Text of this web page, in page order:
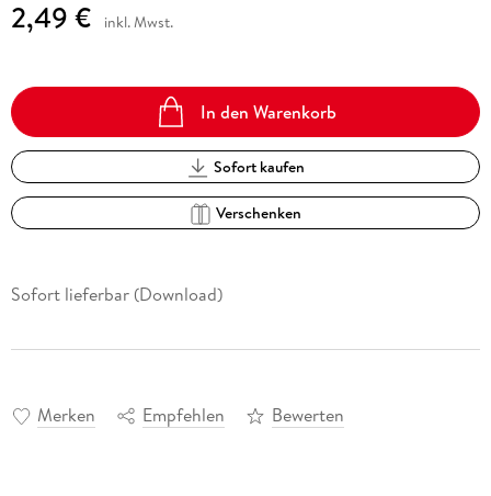
2,49 € inkl. Mwst.
In den Warenkorb
Sofort kaufen
Verschenken
Sofort lieferbar (Download)
Merken Empfehlen Bewerten